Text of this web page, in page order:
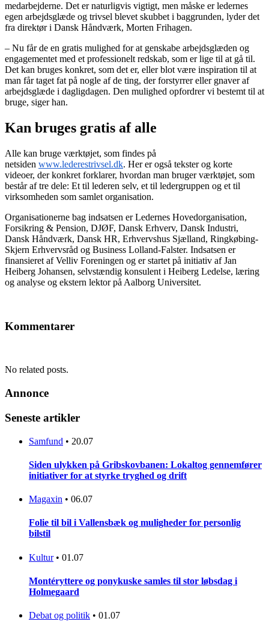
medarbejderne. Det er naturligvis vigtigt, men måske er ledernes
egen arbejdsglæde og trivsel blevet skubbet i baggrunden, lyder det
fra direktør i Dansk Håndværk, Morten Frihagen.
– Nu får de en gratis mulighed for at genskabe arbejdsglæden og
engagementet med et professionelt redskab, som er lige til at gå til.
Det kan bruges konkret, som det er, eller blot være inspiration til at
man får taget fat på nogle af de ting, der forstyrrer eller gnaver af
arbejdsglæde i dagligdagen. Den mulighed opfordrer vi bestemt til at
bruge, siger han.
Kan bruges gratis af alle
Alle kan bruge værktøjet, som findes på
netsiden www.lederestrivsel.dk. Her er også tekster og korte
videoer, der konkret forklarer, hvordan man bruger værktøjet, som
består af tre dele: Et til lederen selv, et til ledergruppen og et til
virksomheden som samlet organisation.
Organisationerne bag indsatsen er Ledernes Hovedorganisation,
Forsikring & Pension, DJØF, Dansk Erhverv, Dansk Industri,
Dansk Håndværk, Dansk HR, Erhvervshus Sjælland, Ringkøbing-
Skjern Erhvervsråd og Business Lolland-Falster. Indsatsen er
finansieret af Velliv Foreningen og er startet på initiativ af Jan
Heiberg Johansen, selvstændig konsulent i Heiberg Ledelse, læring
og analyse og ekstern lektor på Aalborg Universitet.
Kommentarer
No related posts.
Annonce
Seneste artikler
Samfund • 20.07
Siden ulykken på Gribskovbanen: Lokaltog gennemfører
initiativer for at styrke tryghed og drift
Magaxin • 06.07
Folie til bil i Vallensbæk og muligheder for personlig
bilstil
Kultur • 01.07
Montéryttere og ponykuske samles til stor løbsdag i
Holmegaard
Debat og politik • 01.07